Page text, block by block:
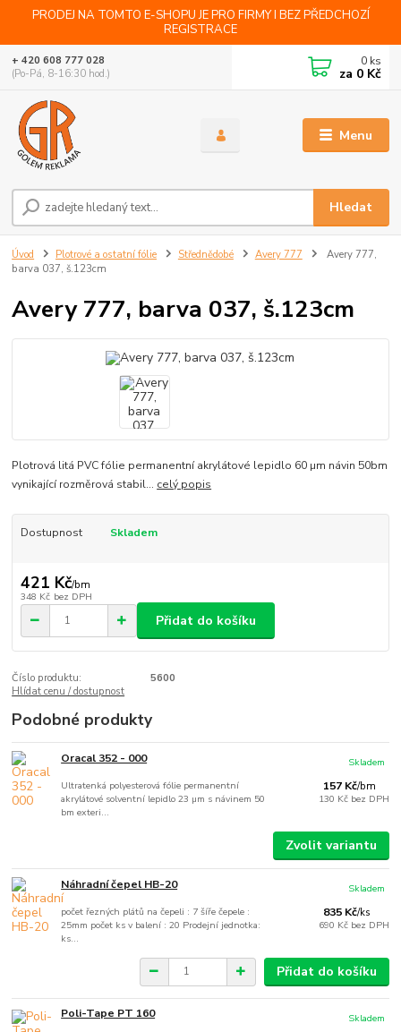
PRODEJ NA TOMTO E-SHOPU JE PRO FIRMY I BEZ PŘEDCHOZÍ
REGISTRACE
Menu
Hledat
+ 420 608 777 028
(Po-Pá, 8-16:30 hod.)
0 ks
za 0 Kč
Úvod Plotrové a ostatní fólie Střednědobé Avery 777
Avery 777,
barva 037, š.123cm
Avery 777, barva 037, š.123cm
Plotrová litá PVC fólie permanentní akrylátové lepidlo 60 µm návin 50bm
vynikající rozměrová stabil... celý popis
Dostupnost Skladem
421 Kč/bm
348 Kč bez DPH
Přidat do košíku
Číslo produktu:
5600
Hlídat cenu / dostupnost
Podobné produkty
Oracal 352 - 000
Ultratenká polyesterová fólie permanentní
akrylátové solventní lepidlo 23 µm s návinem 50
bm exteri...
157 Kč/bm
130 Kč bez DPH
Skladem
Zvolit variantu
Náhradní čepel HB-20
počet řezných plátů na čepeli : 7 šíře čepele :
25mm počet ks v balení : 20 Prodejní jednotka:
ks...
835 Kč/ks
690 Kč bez DPH
Skladem
Přidat do košíku
Poli-Tape PT 160 Skladem